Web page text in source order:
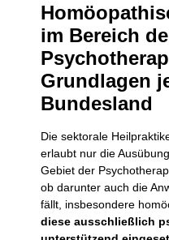
im Bereich
Grundlagen
Bundesland
Die sektorale
erlaubt nur die
Gebiet der
ob darunter auch die
fällt, insbesondere
diese ausschließlich